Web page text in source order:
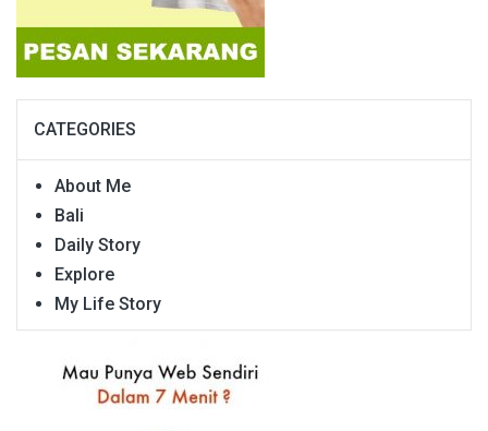
CATEGORIES
About Me
Bali
Daily Story
Explore
My Life Story